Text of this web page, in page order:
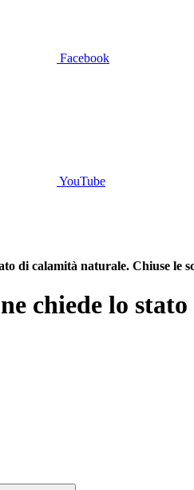
Facebook
YouTube
di calamità naturale. Chiuse le
chiede lo